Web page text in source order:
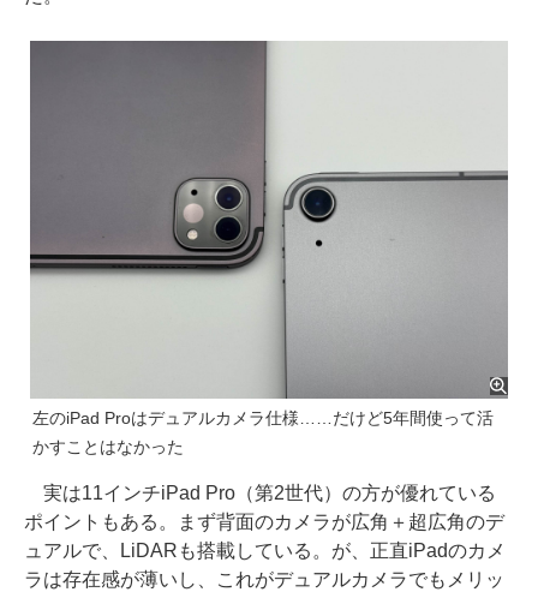
左のiPad Proはデュアルカメラ仕様……だけど5年間使って活
かすことはなかった
実は11インチiPad Pro（第2世代）の方が優れている
ポイントもある。まず背面のカメラが広角＋超広角のデ
ュアルで、LiDARも搭載している。が、正直iPadのカメ
ラは存在感が薄いし、これがデュアルカメラでもメリッ